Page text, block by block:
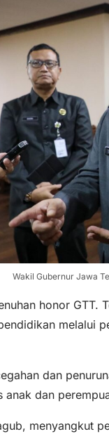
Wakil Gubernur Jawa
honor GTT.
melalui
dan
anak dan
menyangkut